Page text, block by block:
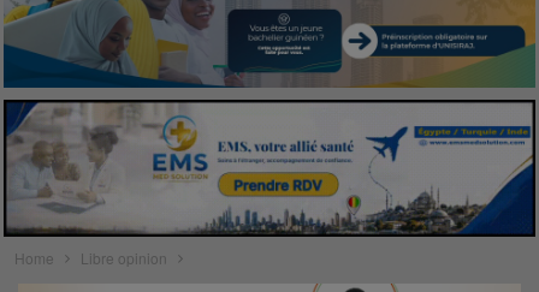
Home Libre opinion